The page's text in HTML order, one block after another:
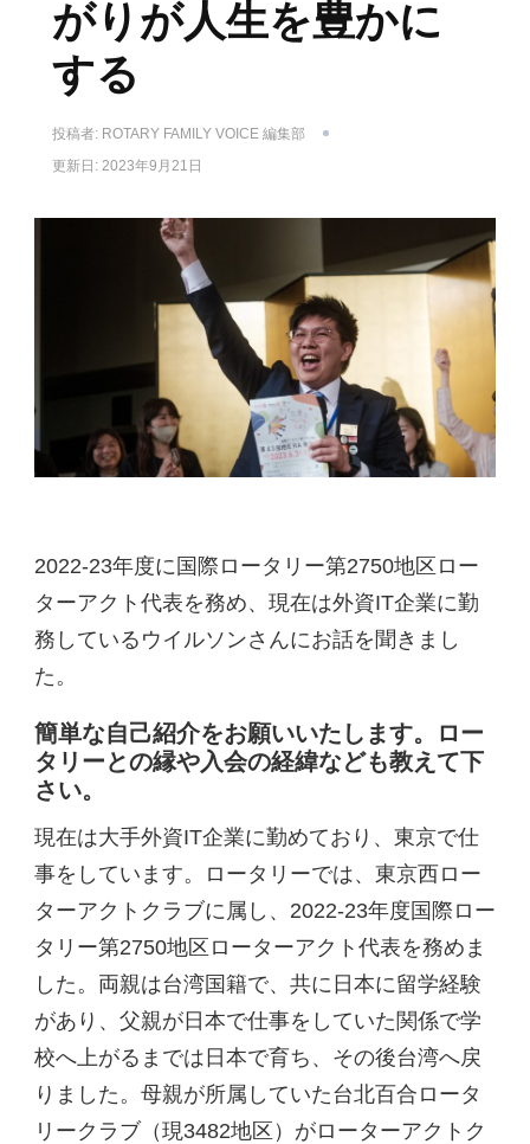
がりが人生を豊かに
する
投稿者: ROTARY FAMILY VOICE 編集部
更新日: 2023年9月21日
2022-23年度に国際ロータリー第2750地区ロー
ターアクト代表を務め、現在は外資IT企業に勤
務しているウイルソンさんにお話を聞きまし
た。
簡単な自己紹介をお願いいたします。ロー
タリーとの縁や入会の経緯なども教えて下
さい。
現在は大手外資IT企業に勤めており、東京で仕
事をしています。ロータリーでは、東京西ロー
ターアクトクラブに属し、2022-23年度国際ロー
タリー第2750地区ローターアクト代表を務めま
した。両親は台湾国籍で、共に日本に留学経験
があり、父親が日本で仕事をしていた関係で学
校へ上がるまでは日本で育ち、その後台湾へ戻
りました。母親が所属していた台北百合ロータ
リークラブ（現3482地区）がローターアクトク